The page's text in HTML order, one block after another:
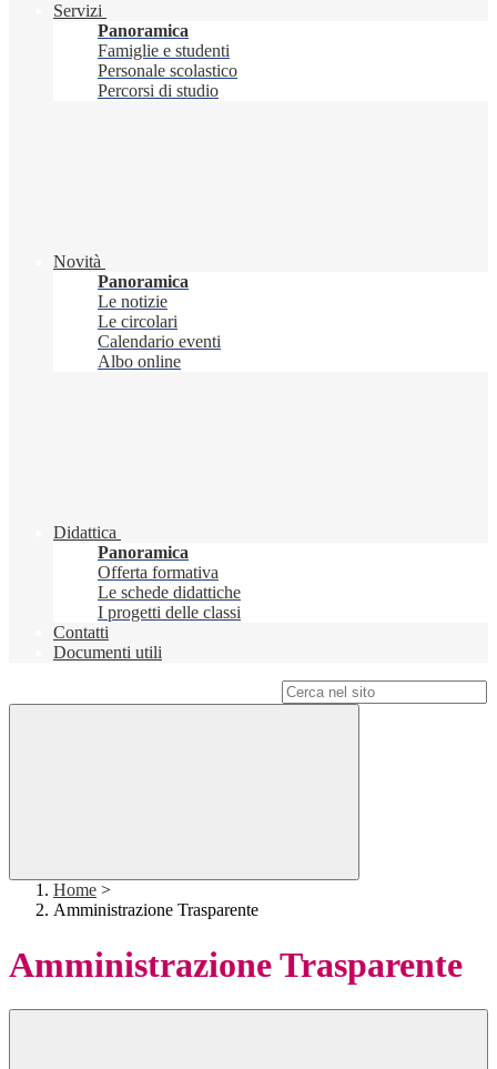
Servizi
Panoramica
Famiglie e studenti
Personale scolastico
Percorsi di studio
Novità
Panoramica
Le notizie
Le circolari
Calendario eventi
Albo online
Didattica
Panoramica
Offerta formativa
Le schede didattiche
I progetti delle classi
Contatti
Documenti utili
Home >
Amministrazione Trasparente
Amministrazione Trasparente